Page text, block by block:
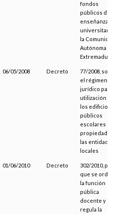
fondos
públicos de
enseñanza no
universitaria de
la Comunidad
Autónoma de
Extremadura
06/05/2008 Decreto
77/2008, sobre
el régimen
jurídico para la
utilización de
los edificios
públicos
escolares de
propiedad de
las entidades
locales
01/06/2010 Decreto
302/2010, por el
que se ordena
la función
pública
docente y se
regula la